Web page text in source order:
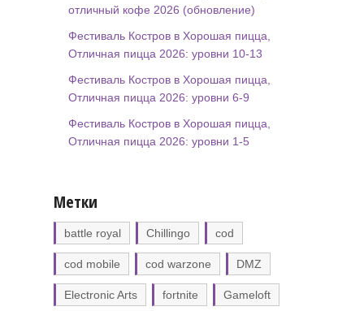
отличный кофе 2026 (обновление)
Фестиваль Костров в Хорошая пицца,
Отличная пицца 2026: уровни 10-13
Фестиваль Костров в Хорошая пицца,
Отличная пицца 2026: уровни 6-9
Фестиваль Костров в Хорошая пицца,
Отличная пицца 2026: уровни 1-5
Метки
battle royal Chillingo cod
cod mobile cod warzone DMZ
Electronic Arts fortnite Gameloft